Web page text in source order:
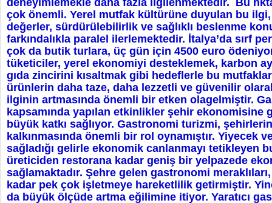
deneyimlemekle daha fazla ilgilenmektedir. Bu
çok önemli. Yerel mutfak kültürüne duyulan bu
değerler, sürdürülebilirlik ve sağlıklı beslenme
farkındalıkla paralel ilerlemektedir. İtalya’da sırf
çok da butik turlara, üç gün için 4500 euro
tüketiciler, yerel ekonomiyi desteklemek, karbon
gıda zincirini kısaltmak gibi hedeflerle bu
ürünlerin daha taze, daha lezzetli ve güvenilir
ilginin artmasında önemli bir etken olagelmiştir.
kapsamında yapılan etkinlikler şehir ekonomisine
büyük katkı sağlıyor. Gastronomi turizmi,
kalkınmasında önemli bir rol oynamıştır. Yiyecek
sağladığı gelirle ekonomik canlanmayı tetikleyen
üreticiden restorana kadar geniş bir yelpazede
sağlamaktadır. Şehre gelen gastronomi
kadar pek çok işletmeye hareketlilik getirmiştir.
da büyük ölçüde artma eğilimine itiyor. Yaratıcı